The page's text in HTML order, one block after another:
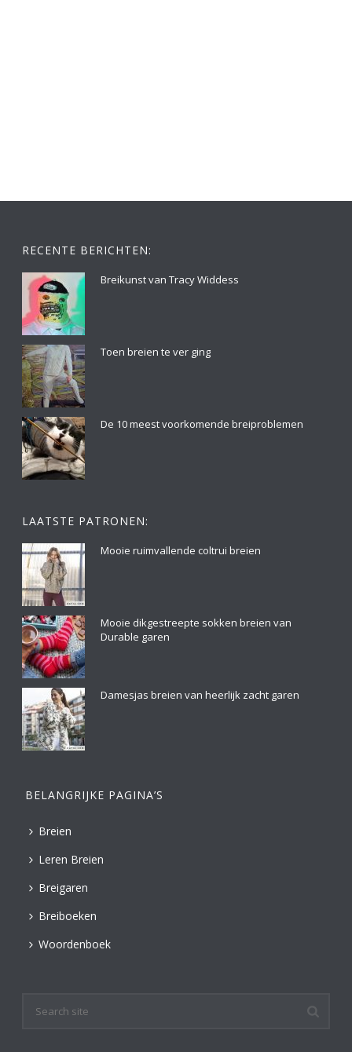
RECENTE BERICHTEN:
Breikunst van Tracy Widdess
Toen breien te ver ging
De 10 meest voorkomende breiproblemen
LAATSTE PATRONEN:
Mooie ruimvallende coltrui breien
Mooie dikgestreepte sokken breien van
Durable garen
Damesjas breien van heerlijk zacht garen
BELANGRIJKE PAGINA’S
Breien
Leren Breien
Breigaren
Breiboeken
Woordenboek